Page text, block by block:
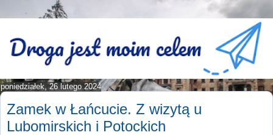
poniedziałek, 26 lutego 2024
Zamek w Łańcucie. Z wizytą u
Lubomirskich i Potockich